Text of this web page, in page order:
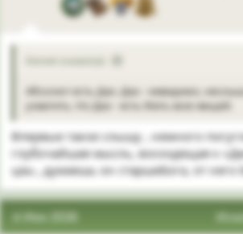
Келия сказал(а):
Абсолют есть Дао. Дао - невидимо,
ухватить. Но Дао - есть Мать всех вещей.
Впервые такое слышу , немного
глубочайшая мысль, восходящая к
цзы., думаешь он старшеБога, от него
4 Июн 2026